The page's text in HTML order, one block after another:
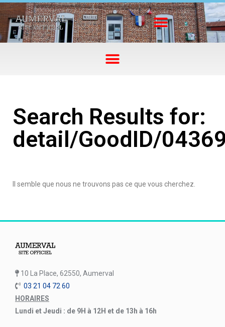
Search Results for:
detail/GoodID/
Il semble que nous ne trouvons pas ce que vous cherchez.
10 La Place, 62550, Aumerval
03 21 04 72 60
HORAIRES
Lundi et Jeudi : de 9H à 12H et de 13h à 16h